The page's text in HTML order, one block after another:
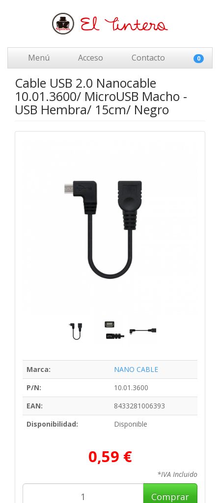
Menú Acceso Contacto 0
Cable USB 2.0 Nanocable
10.01.3600/ MicroUSB Macho -
USB Hembra/ 15cm/ Negro
Marca:
NANO CABLE
P/N:
10.01.3600
EAN:
8433281006393
Disponibilidad:
Disponible
0,59 €
*IVA Incluido
Comprar